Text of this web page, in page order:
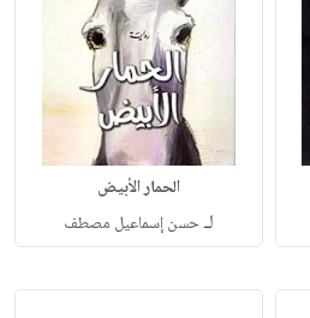
الحمار الأبيض
لـحسن إسماعيل مصطف